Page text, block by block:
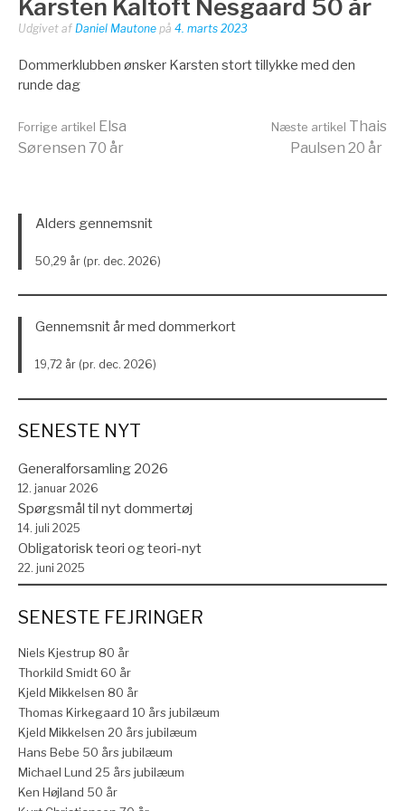
Karsten Kaltoft Nesgaard 50 år
Udgivet af Daniel Mautone på 4. marts 2023
Dommerklubben ønsker Karsten stort tillykke med den
runde dag
Læs
videre
Forrige artikel Elsa
Sørensen 70 år
Næste artikel Thais
Paulsen 20 år
Alders gennemsnit
50,29 år (pr. dec. 2026)
Gennemsnit år med dommerkort
19,72 år (pr. dec. 2026)
SENESTE NYT
Generalforsamling 2026
12. januar 2026
Spørgsmål til nyt dommertøj
14. juli 2025
Obligatorisk teori og teori-nyt
22. juni 2025
SENESTE FEJRINGER
Niels Kjestrup 80 år
Thorkild Smidt 60 år
Kjeld Mikkelsen 80 år
Thomas Kirkegaard 10 års jubilæum
Kjeld Mikkelsen 20 års jubilæum
Hans Bebe 50 års jubilæum
Michael Lund 25 års jubilæum
Ken Højland 50 år